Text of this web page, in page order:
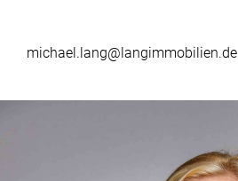
michael.lang@langimmobilien.de